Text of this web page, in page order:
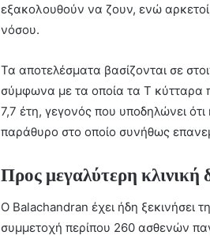
εξακολουθούν να ζουν, ενώ
νόσου.
Τα αποτελέσματα βασίζονται σε
σύμφωνα με τα οποία τα Τ κύτταρα
7,7 έτη, γεγονός που υποδηλώνει
παράθυρο στο οποίο συνήθως
Προς μεγαλύτερη κλινική
Ο Balachandran έχει ήδη ξεκινήσει
συμμετοχή περίπου 260 ασθενών